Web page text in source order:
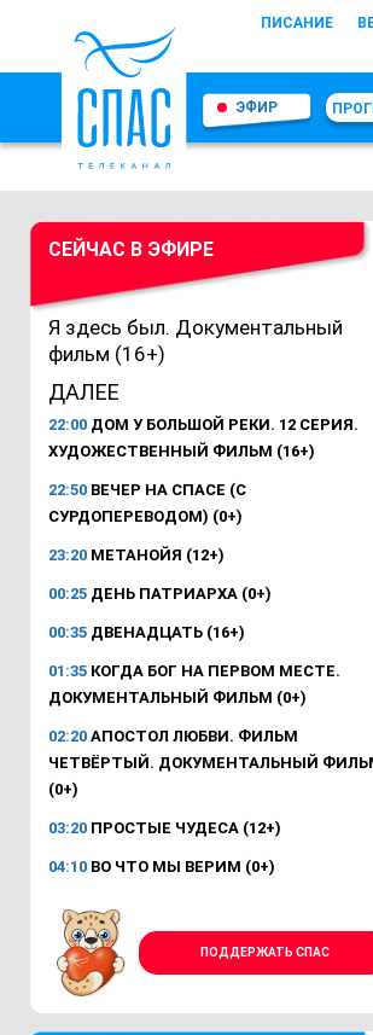
ПИСАНИЕ
ЭФИР
СЕЙЧАС В ЭФИРЕ
Я здесь был. Документальный
фильм (16+)
ДАЛЕЕ
22:00 ДОМ У БОЛЬШОЙ РЕКИ. 12 СЕРИЯ.
ХУДОЖЕСТВЕННЫЙ ФИЛЬМ (16+)
22:50 ВЕЧЕР НА СПАСЕ (С
СУРДОПЕРЕВОДОМ) (0+)
23:20 МЕТАНОЙЯ (12+)
00:25 ДЕНЬ ПАТРИАРХА (0+)
00:35 ДВЕНАДЦАТЬ (16+)
01:35 КОГДА БОГ НА ПЕРВОМ МЕСТЕ.
ДОКУМЕНТАЛЬНЫЙ ФИЛЬМ (0+)
02:20 АПОСТОЛ ЛЮБВИ. ФИЛЬМ
ЧЕТВЁРТЫЙ. ДОКУМЕНТАЛЬНЫЙ
(0+)
03:20 ПРОСТЫЕ ЧУДЕСА (12+)
04:10 ВО ЧТО МЫ ВЕРИМ (0+)
ПОДДЕРЖАТЬ СПАС